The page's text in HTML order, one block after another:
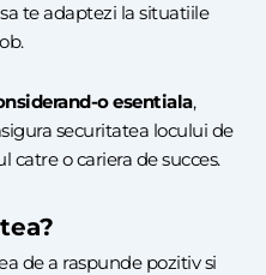
te adaptezi la situatiile
o esentiala,
securitatea locului de
catre o cariera de succes.
de a raspunde pozitiv si